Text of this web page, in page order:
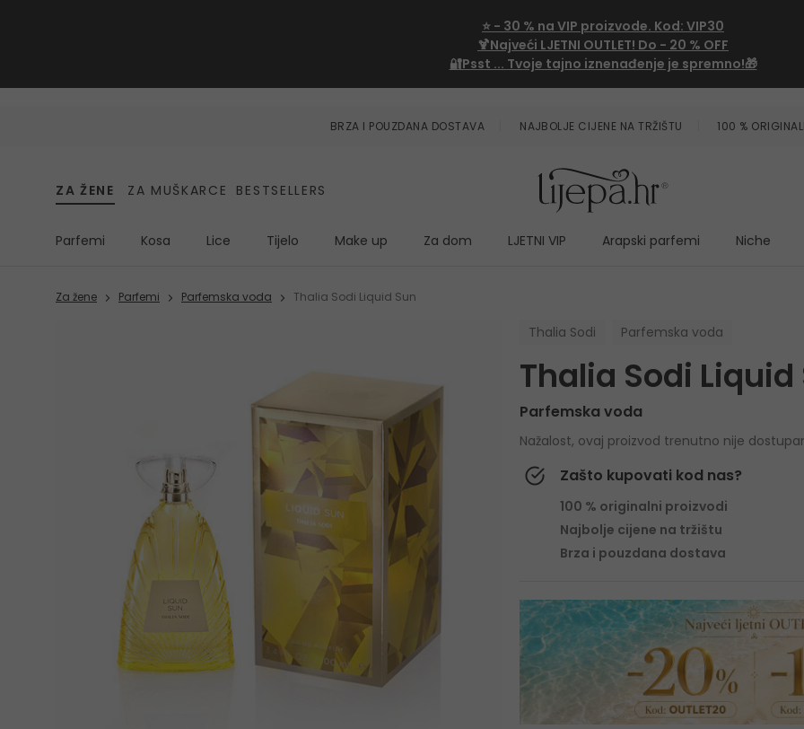
⭐ - 30 % na VIP proizvode. Kod: VIP30
🍹Najveći LJETNI OUTLET! Do - 20 % OFF
🔐Psst ... Tvoje tajno iznenađenje je spremno!🎁
BRZA I POUZDANA DOSTAVA NAJBOLJE CIJENE NA TRŽIŠTU 100 %
ZA ŽENE ZA MUŠKARCE BESTSELLERS
Parfemi Kosa Lice Tijelo Make up Za dom LJETNI VIP Arapski parfemi Niche
Za žene Parfemi Parfemska voda Thalia Sodi Liquid Sun
Thalia Sodi Parfemska voda
Thalia Sodi Liquid
Parfemska voda
Nažalost, ovaj proizvod trenutno nije
Zašto kupovati kod nas?
100 % originalni proizvodi
Najbolje cijene na tržištu
Brza i pouzdana dostava